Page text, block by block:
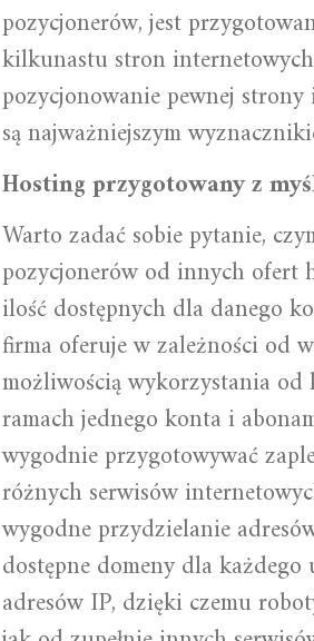
pozycjonerów, jest
kilkunastu stron
pozycjonowanie pewnej
są najważniejszym
Hosting przygotowany z
Warto zadać sobie pytanie,
pozycjonerów od innych ofert
ilość dostępnych dla danego
firma oferuje w zależności od
możliwością wykorzystania
ramach jednego konta i
wygodnie przygotowywać
różnych serwisów
wygodne przydzielanie
dostępne domeny dla
adresów IP, dzięki czemu